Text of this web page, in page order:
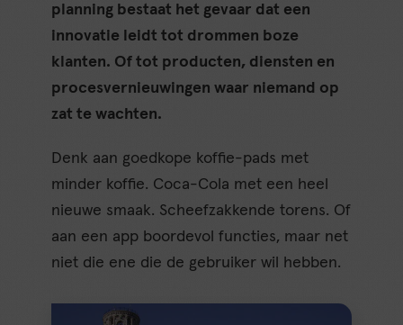
planning bestaat het gevaar dat een
innovatie leidt tot drommen boze
klanten. Of tot producten, diensten en
procesvernieuwingen waar niemand op
zat te wachten.
Denk aan goedkope koffie-pads met
minder koffie. Coca-Cola met een heel
nieuwe smaak. Scheefzakkende torens. Of
aan een app boordevol functies, maar net
niet die ene die de gebruiker wil hebben.